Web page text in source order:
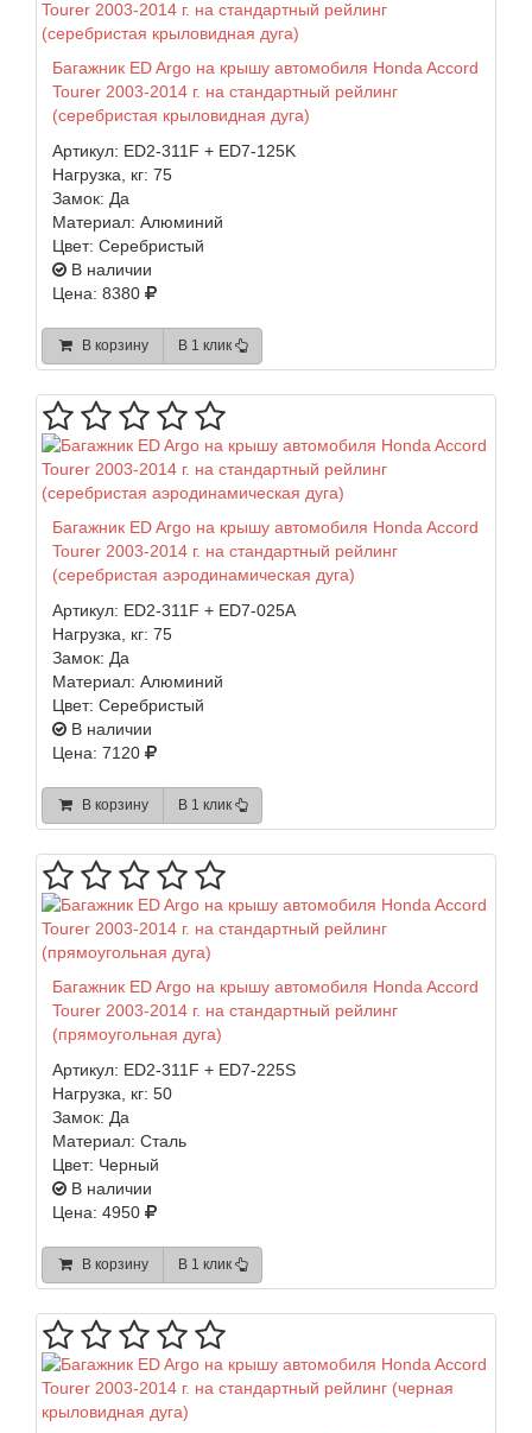
Багажник ED Argo на крышу автомобиля Honda Accord
Tourer 2003-2014 г. на стандартный рейлинг
(серебристая крыловидная дуга)
Артикул: ED2-311F + ED7-125K
Нагрузка, кг: 75
Замок: Да
Материал: Алюминий
Цвет: Серебристый
В наличии
Цена: 8380
В корзину В 1 клик
Багажник ED Argo на крышу автомобиля Honda Accord
Tourer 2003-2014 г. на стандартный рейлинг
(серебристая аэродинамическая дуга)
Артикул: ED2-311F + ED7-025A
Нагрузка, кг: 75
Замок: Да
Материал: Алюминий
Цвет: Серебристый
В наличии
Цена: 7120
В корзину В 1 клик
Багажник ED Argo на крышу автомобиля Honda Accord
Tourer 2003-2014 г. на стандартный рейлинг
(прямоугольная дуга)
Артикул: ED2-311F + ED7-225S
Нагрузка, кг: 50
Замок: Да
Материал: Сталь
Цвет: Черный
В наличии
Цена: 4950
В корзину В 1 клик